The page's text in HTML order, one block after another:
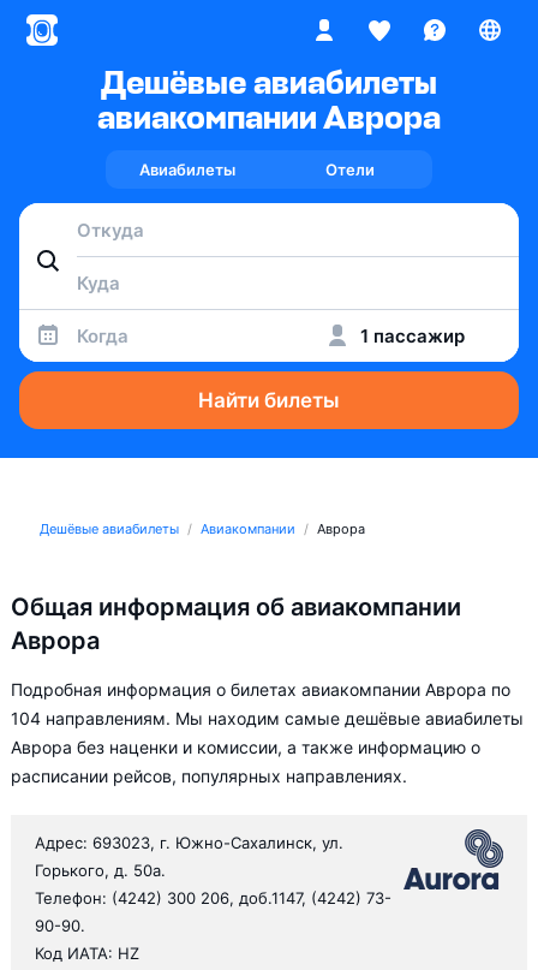
Дешёвые авиабилеты
авиакомпании Аврора
Авиабилеты Отели
Когда 1 пассажир
Найти билеты
Дешёвые авиабилеты Авиакомпании Аврора
Общая информация об авиакомпании
Аврора
Подробная информация о билетах авиакомпании Аврора по
104 направлениям. Мы находим самые дешёвые авиабилеты
Аврора без наценки и комиссии, а также информацию о
расписании рейсов, популярных направлениях.
Адрес: 693023, г. Южно-Сахалинск, ул.
Горького, д. 50а.
Телефон: (4242) 300 206, доб.1147, (4242) 73-
90-90.
Код ИАТА: HZ